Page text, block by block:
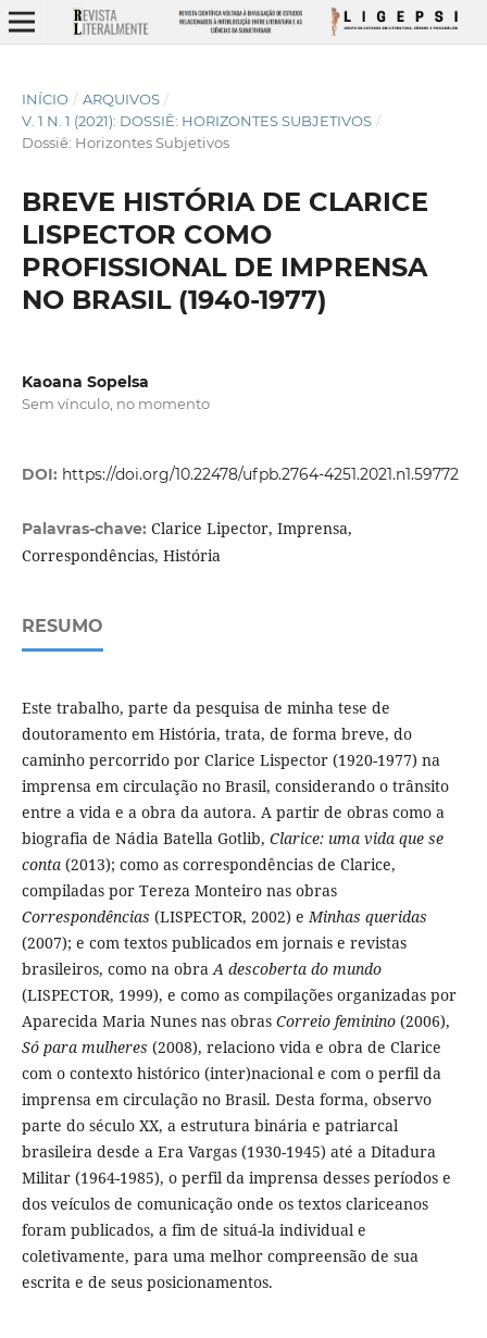
INÍCIO / ARQUIVOS /
V. 1 N. 1 (2021): DOSSIÊ: HORIZONTES SUBJETIVOS /
Dossiê: Horizontes Subjetivos
BREVE HISTÓRIA DE CLARICE
LISPECTOR COMO
PROFISSIONAL DE IMPRENSA
NO BRASIL (1940-1977)
Kaoana Sopelsa
Sem vínculo, no momento
DOI: https://doi.org/10.22478/ufpb.2764-4251.2021.n1.59772
Palavras-chave: Clarice Lipector, Imprensa,
Correspondências, História
RESUMO
Este trabalho, parte da pesquisa de minha tese de
doutoramento em História, trata, de forma breve, do
caminho percorrido por Clarice Lispector (1920-1977) na
imprensa em circulação no Brasil, considerando o trânsito
entre a vida e a obra da autora. A partir de obras como a
biografia de Nádia Batella Gotlib, Clarice: uma vida que se
conta(2013); como as correspondências de Clarice,
compiladas por Tereza Monteiro nas obras
Correspondências (LISPECTOR, 2002) eMinhas queridas
(2007); e com textos publicados em jornais e revistas
brasileiros, como na obraA descoberta do mundo
(LISPECTOR, 1999), e como as compilações organizadas por
Aparecida Maria Nunes nas obras Correio feminino(2006),
Só para mulheres (2008), relaciono vida e obra de Clarice
com o contexto histórico (inter)nacional e com o perfil da
imprensa em circulação no Brasil. Desta forma, observo
parte do século XX, a estrutura binária e patriarcal
brasileira desde a Era Vargas (1930-1945) até a Ditadura
Militar (1964-1985), o perfil da imprensa desses períodos e
dos veículos de comunicação onde os textos clariceanos
foram publicados, a fim de situá-la individual e
coletivamente, para uma melhor compreensão de sua
escrita e de seus posicionamentos.